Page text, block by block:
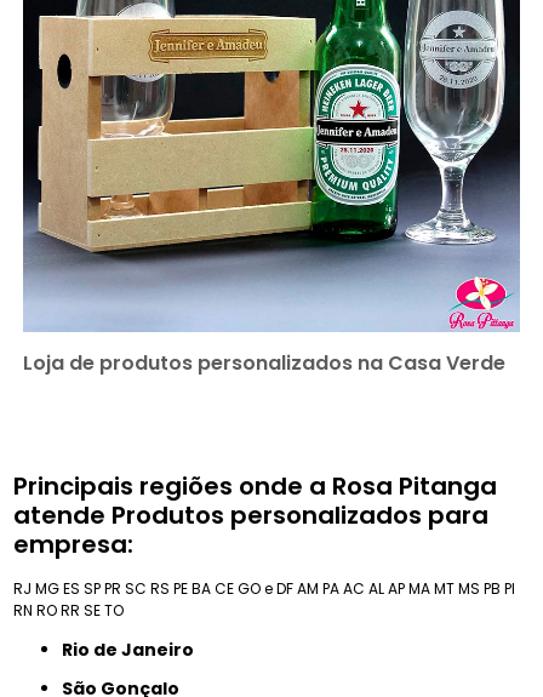
Loja de produtos personalizados na Casa Verde
Principais regiões onde a Rosa Pitanga
atende Produtos personalizados para
empresa:
RJ MGES SPPR SC RS PEBACEGO e DFAM PAAC ALAPMAMTMS PB PI
RN RORR SETO
Rio de Janeiro
São Gonçalo